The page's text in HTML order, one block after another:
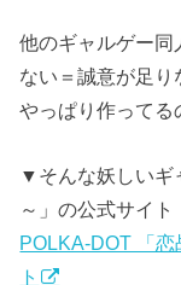
他のギャルゲー同
ない＝誠意が足り
やっぱり作ってる
▼そんな妖しいギ
～」の公式サイト
POLKA-DOT 「
ト